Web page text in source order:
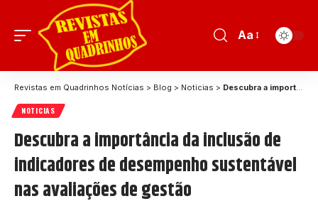
Aa
Revistas em Quadrinhos Notícias > Blog > Noticias > Descubra a importância da inclusão de indicadores de desempenho sustentável nas avaliações de gestão
NOTICIAS
Descubra a importância da inclusão de
indicadores de desempenho sustentável
nas avaliações de gestão